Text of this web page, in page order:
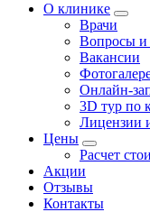
О клинике
Врачи
Вопросы и
Вакансии
Онлайн-
3D тур по
Лицензии
Цены
Расчет
Акции
Отзывы
Контакты